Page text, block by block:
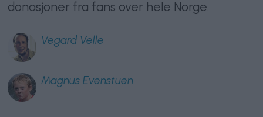
donasjoner fra fans over hele Norge.
Vegard Velle
Magnus Evenstuen